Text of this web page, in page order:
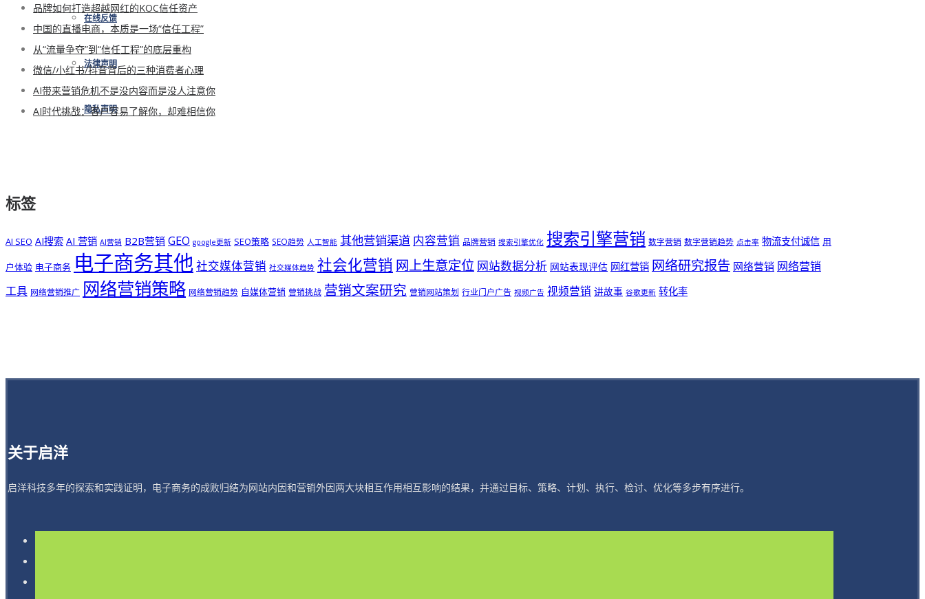
在线反馈
法律声明
隐私声明
品牌如何打造超越网红的KOC信任资产
中国的直播电商，本质是一场“信任工程”
从“流量争夺”到“信任工程”的底层重构
微信/小红书/抖音背后的三种消费者心理
AI带来营销危机不是没内容而是没人注意你
AI时代挑战：客户容易了解你，却难相信你
标签
AI SEO AI搜索 AI 营销 AI营销 B2B营销 GEO google更新 SEO策略 SEO趋势 人工智能 其他营销渠道 内容营销 品牌营销 搜索引擎优化 搜索引擎营销 数字营销 数字营销趋势 点击率 物流支付诚信 用
户体验 电子商务 电子商务其他社交媒体营销 社交媒体趋势 社会化营销 网上生意定位 网站数据分析 网站表现评估 网红营销 网络研究报告 网络营销 网络营销
工具 网络营销推广 网络营销策略 网络营销趋势 自媒体营销 营销挑战 营销文案研究 营销网站策划 行业门户广告 视频广告 视频营销 讲故事 谷歌更新 转化率
关于启洋
启洋科技多年的探索和实践证明，电子商务的成败归结为网站内因和营销外因两大块相互作用相互影响的结果，并通过目标、策略、计划、执行、检讨、优化等多步有序进行。